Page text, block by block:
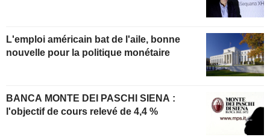
L'emploi américain bat de l'aile, bonne
nouvelle pour la politique monétaire
BANCA MONTE DEI PASCHI SIENA :
l'objectif de cours relevé de 4,4 %